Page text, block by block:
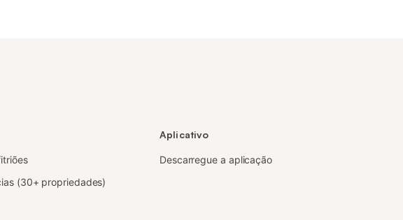
(30+ propriedades)
Aplicativo
Descarregue a aplicação